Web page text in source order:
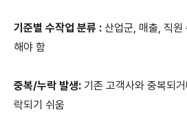
기준별 수작업 분류 : 산업군, 매출, 직원
해야 함
중복/누락 발생: 기존 고객사와 중복되
락되기 쉬움